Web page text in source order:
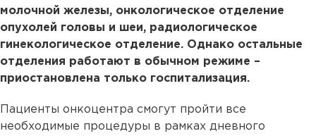
молочной железы, онкологическое отделение
опухолей головы и шеи, радиологическое
гинекологическое отделение. Однако остальные
отделения работают в обычном режиме –
приостановлена только госпитализация.
Пациенты онкоцентра смогут пройти все
необходимые процедуры в рамках дневного